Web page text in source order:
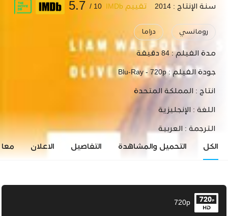
سنة الإنتاج : 2014 تقييم IMDb 10 /
5.7
رومانسي دراما
مدة الفيلم : 84 دقيقة
جودة الفيلم :Blu-Ray - 720p
انتاج : المملكة المتحدة
اللغة : الإنجليزية
الترجمة : العربية
الكل التحميل والمشاهدة التفاصيل الاعلان
720p